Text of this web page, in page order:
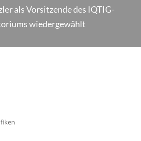
als Vorsitzende des IQTIG-
wiedergewählt